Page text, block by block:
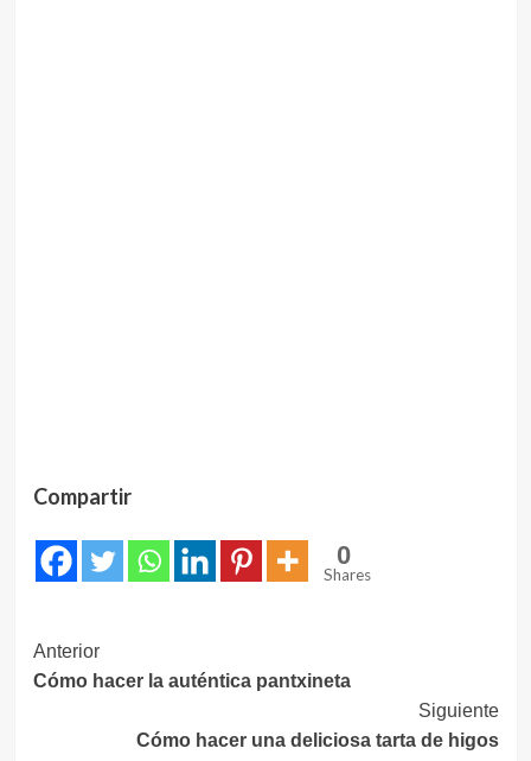
Compartir
0
Shares
Navegación
de
entradas
Anterior
Cómo hacer la auténtica pantxineta
Siguiente
Cómo hacer una deliciosa tarta de higos